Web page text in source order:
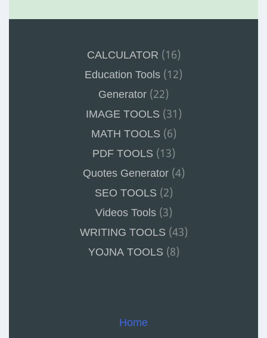
CALCULATOR (16)
Education Tools (12)
Generator (22)
IMAGE TOOLS (31)
MATH TOOLS (6)
PDF TOOLS (13)
Quotes Generator(4)
SEO TOOLS (2)
Videos Tools(3)
WRITING TOOLS (43)
YOJNA TOOLS (8)
Home